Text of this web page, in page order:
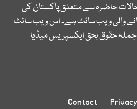
حاضرہ سے متعلق پاکستان کی
والی ویب سائٹ ہے۔ اس ویب سائٹ
جملہ حقوق بحق ایکسپریس میڈیا
Privacy
Contact